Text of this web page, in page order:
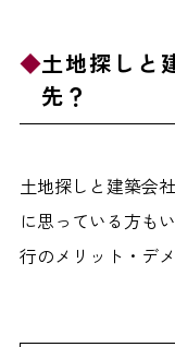
土地探しと
先？
土地探しと建築会
に思っている方も
行のメリット・デ